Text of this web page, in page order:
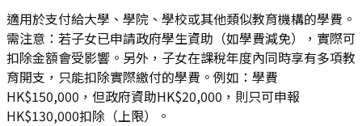
適用於支付給大學、學院、學校或其他類似教育機構的學費。
需注意：若子女已申請政府學生資助（如學費減免），實際可
扣除金額會受影響。另外，子女在課稅年度內同時享有多項教
育開支，只能扣除實際繳付的學費。例如：學費
HK$150,000，但政府資助HK$20,000，則只可申報
HK$130,000扣除（上限）。